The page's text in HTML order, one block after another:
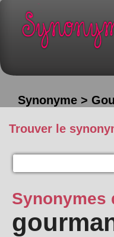
Synonyme >
Trouver le
Synonymes